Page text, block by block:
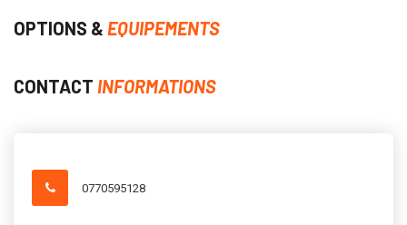
OPTIONS & EQUIPEMENTS
CONTACT INFORMATIONS
0770595128